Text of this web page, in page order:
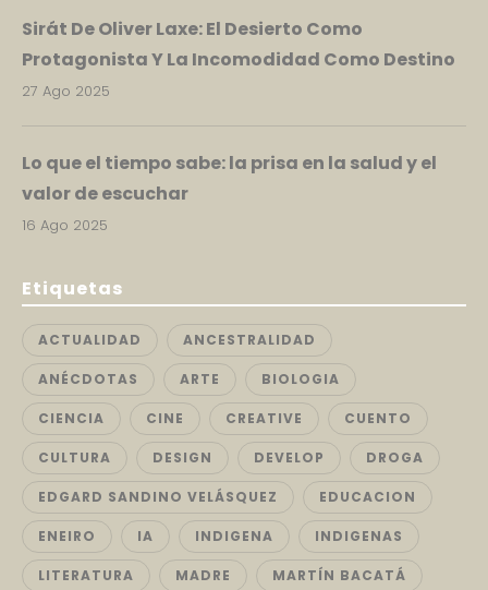
Sirát De Oliver Laxe: El Desierto Como
Protagonista Y La Incomodidad Como Destino
27 Ago 2025
Lo que el tiempo sabe: la prisa en la salud y el
valor de escuchar
16 Ago 2025
Etiquetas
ACTUALIDAD ANCESTRALIDAD
ANÉCDOTAS ARTE BIOLOGIA
CIENCIA CINE CREATIVE CUENTO
CULTURA DESIGN DEVELOP DROGA
EDGARD SANDINO VELÁSQUEZ EDUCACION
ENEIRO IA INDIGENA INDIGENAS
LITERATURA MADRE MARTÍN BACATÁ